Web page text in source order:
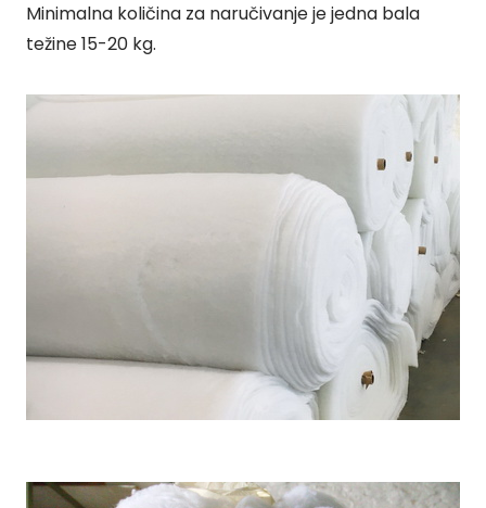
Minimalna količina za naručivanje je jedna bala
težine 15-20 kg.